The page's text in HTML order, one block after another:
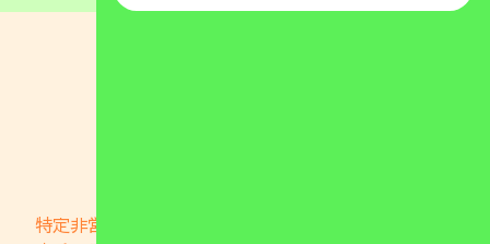
特定非営利活動法人